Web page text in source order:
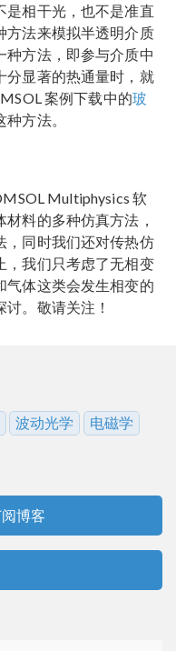
是相干光，也不是准直
方法来模拟半透明介质
种方法，即参与介质中
分显著的热通量时，就
案例下载中的玻
方法。
Multiphysics 软
料的多种仿真方法，
，同时我们还对传热仿
，我们只考虑了无相变
气体这类会发生相变的
。敬请关注！
波动光学
电磁学
博客